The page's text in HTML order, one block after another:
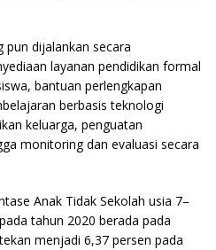
pun dijalankan secara
layanan pendidikan formal
bantuan perlengkapan
berbasis teknologi
keluarga, penguatan
monitoring dan evaluasi secara
Anak Tidak Sekolah usia 7–
tahun 2020 berada pada
menjadi 6,37 persen pada